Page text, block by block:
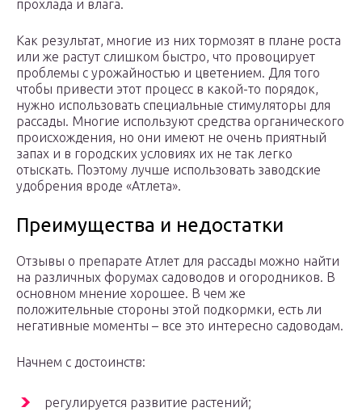
прохлада и влага.
Как результат, многие из них тормозят в плане роста
или же растут слишком быстро, что провоцирует
проблемы с урожайностью и цветением. Для того
чтобы привести этот процесс в какой-то порядок,
нужно использовать специальные стимуляторы для
рассады. Многие используют средства органического
происхождения, но они имеют не очень приятный
запах и в городских условиях их не так легко
отыскать. Поэтому лучше использовать заводские
удобрения вроде «Атлета».
Преимущества и недостатки
Отзывы о препарате Атлет для рассады можно найти
на различных форумах садоводов и огородников. В
основном мнение хорошее. В чем же
положительные стороны этой подкормки, есть ли
негативные моменты – все это интересно садоводам.
Начнем с достоинств:
регулируется развитие растений;